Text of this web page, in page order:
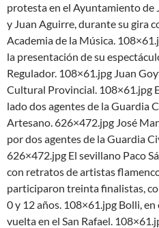
protesta en el Ayuntamiento de
y Juan Aguirre, durante su gira
Academia de la Música.
la presentación de su
Regulador. 108×61.jpg Juan
Cultural Provincial. 108×61.jpg
lado dos agentes de la Guardia
Artesano. 626×472.jpg José
por dos agentes de la Guardia
626×472.jpg El sevillano Paco
con retratos de artistas
participaron treinta finalistas,
0 y 12 años. 108×61.jpg Bolli,
vuelta en el San Rafael.